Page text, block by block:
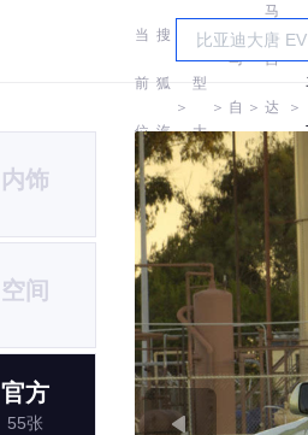
当
前
位
置:
搜
狐
汽
车
＞
车
型
大
全
＞
马
自
达
＞
马
自
达
(进
＞
内饰
空间
官方
55张